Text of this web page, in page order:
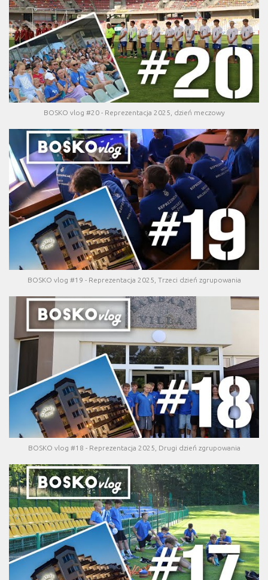
BOSKO vlog #20 - Reprezentacja 2025, dzień meczowy
BOSKO vlog #19 - Reprezentacja 2025, Trzeci dzień zgrupowania
BOSKO vlog #18 - Reprezentacja 2025, Drugi dzień zgrupowania